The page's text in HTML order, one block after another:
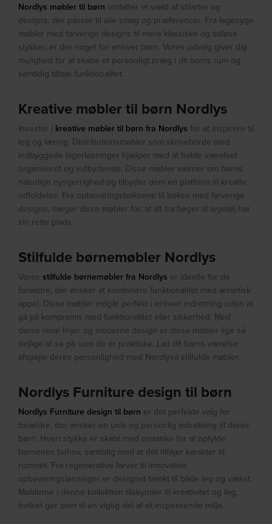
Nordlys møbler til børn omfatter et væld af stilarter og
designs, der passer til alle smag og præferencer. Fra legesyge
møbler med farverige designs til mere klassiske og tidløse
stykker, er der noget for enhver børn. Vores udvalg giver dig
mulighed for at skabe et personligt præg i dit barns rum og
samtidig tilføje funktionalitet.
Kreative møbler til børn Nordlys
Investér i kreative møbler til børn fra Nordlys for at inspirere til
leg og læring. Distributionsmøbler som skriveborde med
indbyggede lagerløsninger hjælper med at holde værelset
organiseret og indbydende. Disse møbler værner om børns
naturlige nysgerrighed og tilbyder dem en platform til kreativ
udfoldelse. Fra opbevaringsboksene til bokse med farverige
designs, sørger disse møbler for, at alt fra bøger til legetøj har
sin rette plads.
Stilfulde børnemøbler Nordlys
Vores stilfulde børnemøbler fra Nordlys er ideelle for de
forældre, der ønsker at kombinere funktionalitet med æstetisk
appel. Disse møbler indgår perfekt i enhver indretning uden at
gå på kompromis med funktionalitet eller sikkerhed. Med
deres rene linjer og moderne design er disse møbler lige så
dejlige at se på som de er praktiske. Lad dit barns værelse
afspejle deres personlighed med Nordlysâ stilfulde møbler.
Nordlys Furniture design til børn
Nordlys Furniture design til børn er det perfekte valg for
forældre, der ønsker en unik og personlig indretning til deres
børn. Hvert stykke er skabt med omtanke for at opfylde
børnenes behov, samtidig med at det tilføjer karakter til
rummet. Fra regenerative farver til innovative
opbevaringsløsninger er designet tænkt til både leg og vækst.
Møblerne i denne kollektion tilskynder til kreativitet og leg,
hvilket gør dem til en vigtig del af et inspirerende miljø.